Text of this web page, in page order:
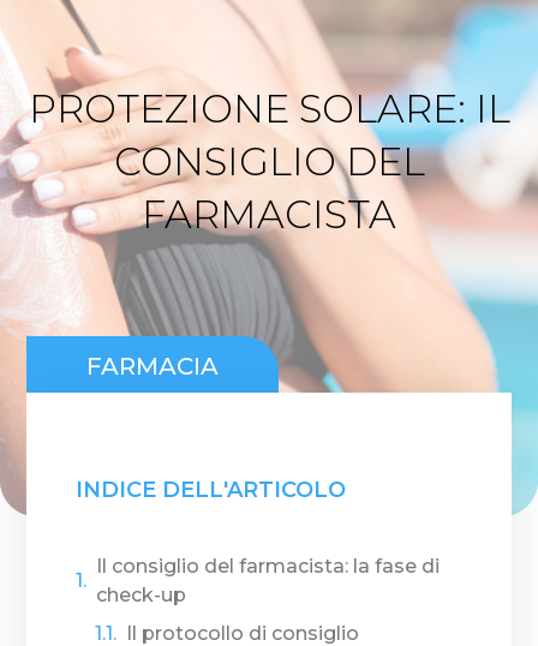
PROTEZIONE SOLARE: IL
CONSIGLIO DEL
FARMACISTA
FARMACIA
INDICE DELL'ARTICOLO
Il consiglio del farmacista: la fase di
check-up
Il protocollo di consiglio